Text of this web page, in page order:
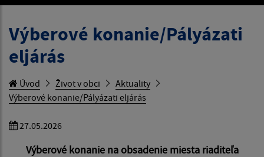
Výberové konanie/Pályázati
eljárás
Úvod Život v obci
Aktuality
Výberové konanie/Pályázati eljárás
27.05.2026
Výberové konanie na obsadenie miesta riaditeľa